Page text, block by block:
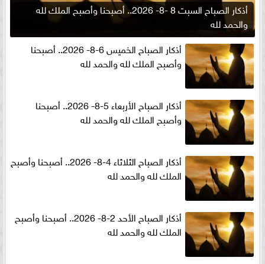
أذكار الصباح السبت 8 -8- 2026.. أصبحنا وأصبح الملك لله
والحمد لله
أذكار الصباح الخميس 6-8- 2026.. أصبحنا
وأصبح الملك لله والحمد لله
أذكار الصباح الأربعاء 5-8- 2026.. أصبحنا
وأصبح الملك لله والحمد لله
أذكار الصباح الثلاثاء 4-8- 2026.. أصبحنا وأصبح
الملك لله والحمد لله
أذكار الصباح الأحد 2-8- 2026.. أصبحنا وأصبح
الملك لله والحمد لله